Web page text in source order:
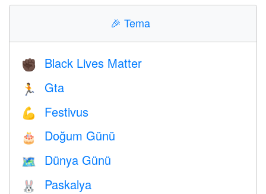
🎉 Tema
✊🏿 Black Lives Matter
🏃 Gta
💪 Festivus
🎂 Doğum Günü
🗺️ Dünya Günü
🐰 Paskalya